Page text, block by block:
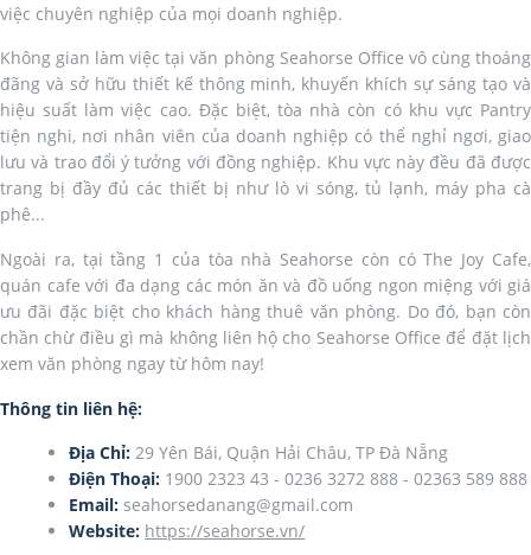
việc chuyên nghiệp của mọi doanh nghiệp.
Không gian làm việc tại văn phòng Seahorse Office vô cùng thoáng
đãng và sở hữu thiết kế thông minh, khuyến khích sự sáng tạo và
hiệu suất làm việc cao. Đặc biệt, tòa nhà còn có khu vực Pantry
tiện nghi, nơi nhân viên của doanh nghiệp có thể nghỉ ngơi, giao
lưu và trao đổi ý tưởng với đồng nghiệp. Khu vực này đều đã được
trang bị đầy đủ các thiết bị như lò vi sóng, tủ lạnh, máy pha cà
phê...
Ngoài ra, tại tầng 1 của tòa nhà Seahorse còn có The Joy Cafe,
quán cafe với đa dạng các món ăn và đồ uống ngon miệng với giá
ưu đãi đặc biệt cho khách hàng thuê văn phòng. Do đó, bạn còn
chần chừ điều gì mà không liên hộ cho Seahorse Office để đặt lịch
xem văn phòng ngay từ hôm nay!
Thông tin liên hệ:
Địa Chỉ: 29 Yên Bái, Quận Hải Châu, TP Đà Nẵng
Điện Thoại: 1900 2323 43 - 0236 3272 888 - 02363 589 888
Email: seahorsedanang@gmail.com
Website: https://seahorse.vn/